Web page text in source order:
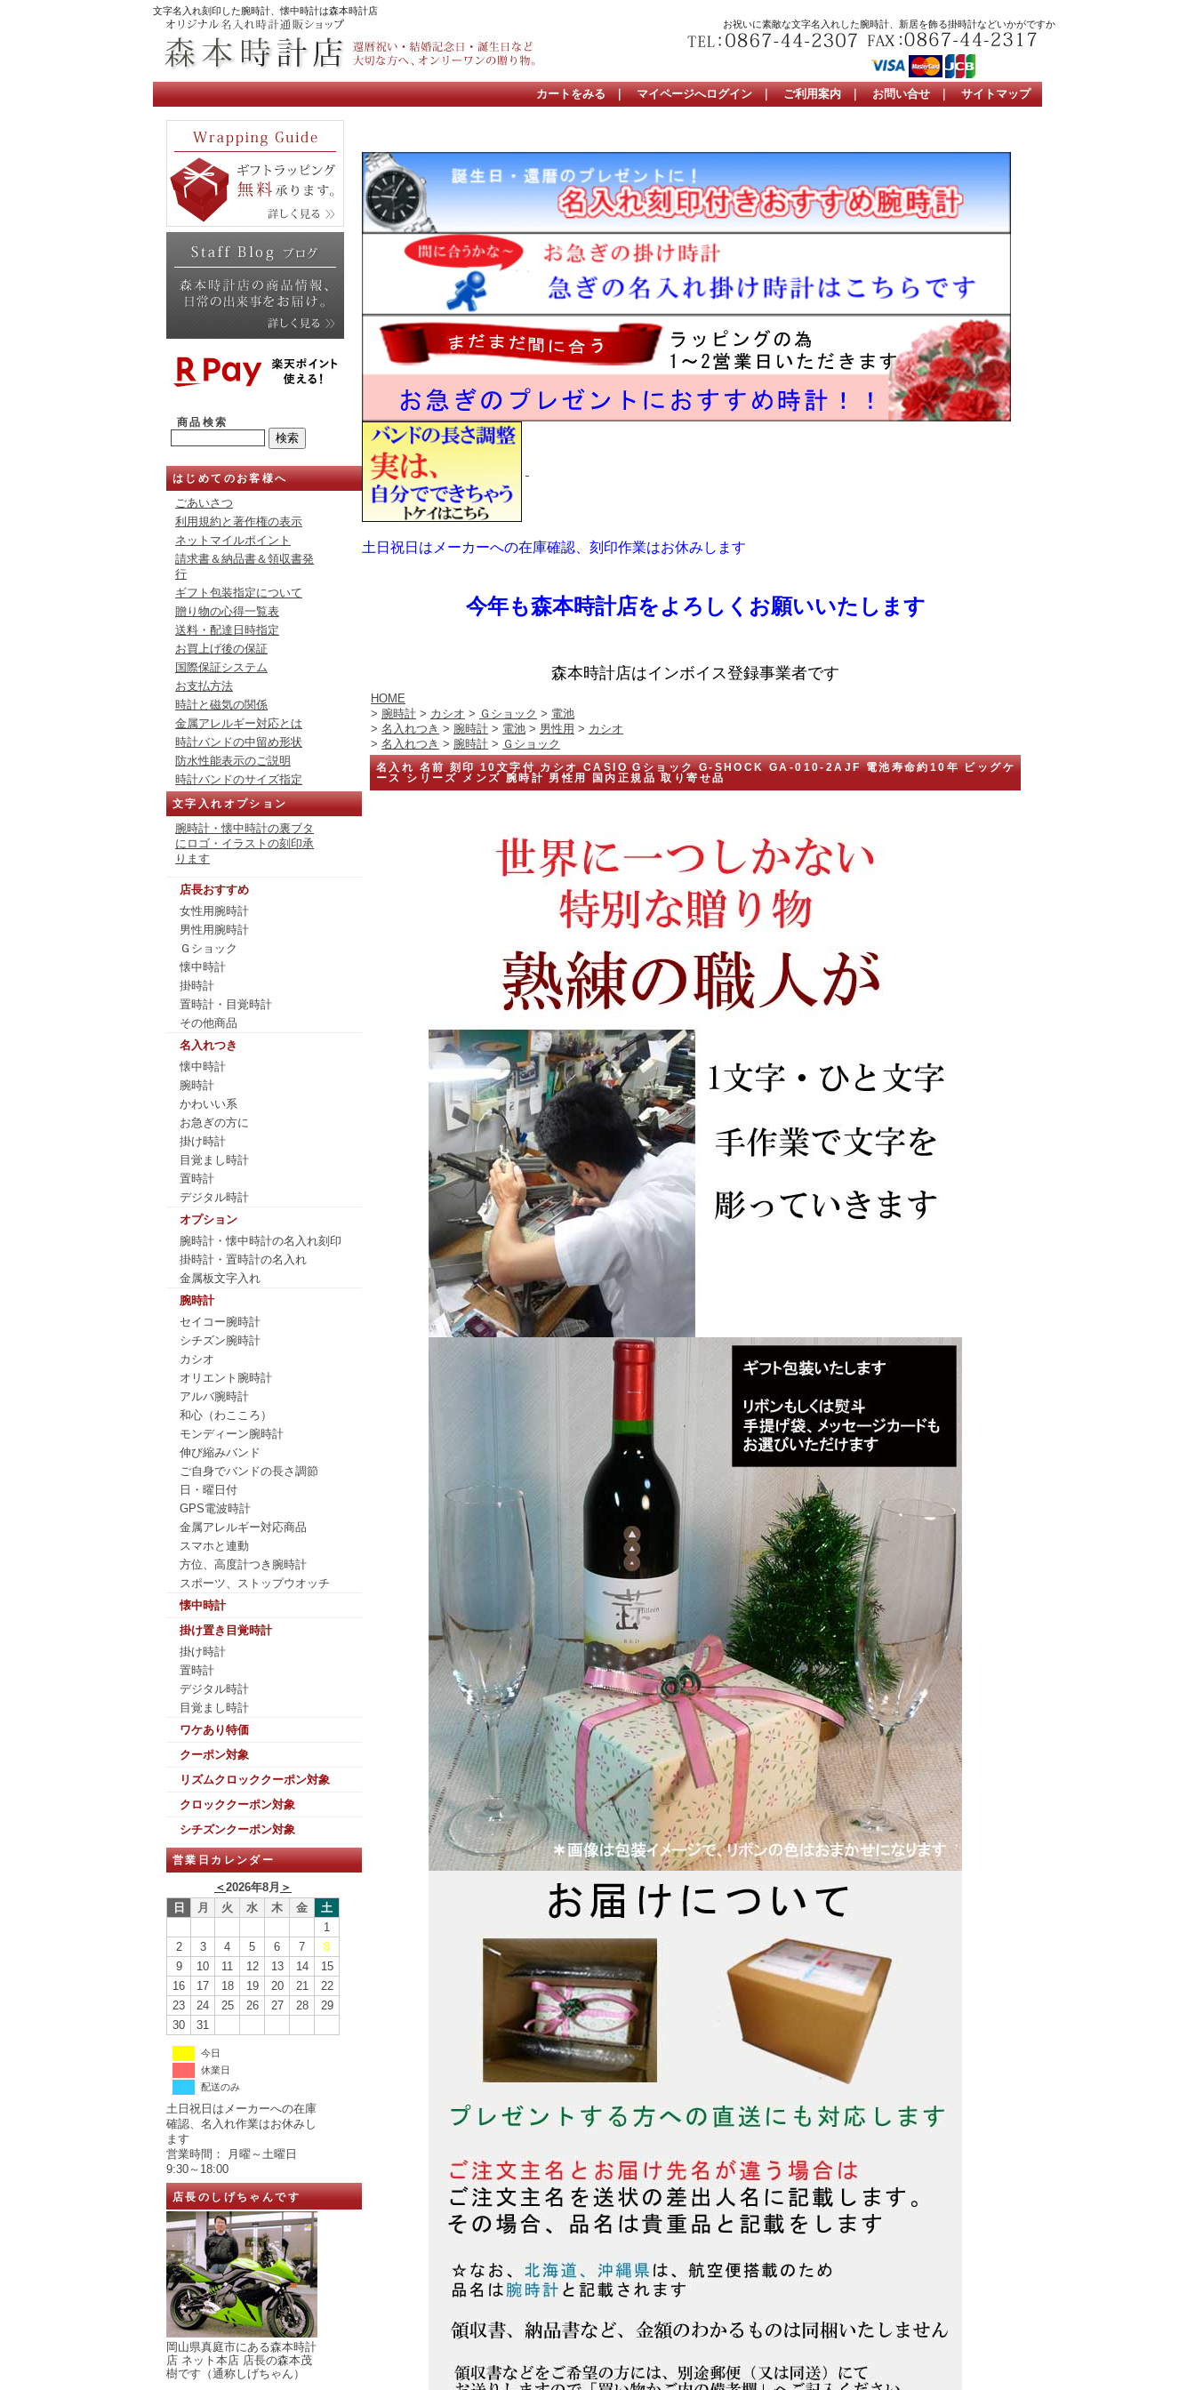
文字名入れ刻印した腕時計、懐中時計は森本時計店
お祝いに素敵な文字名入れした腕時計、新居を飾る掛時計などいかがですか
カートをみる ｜ マイページへログイン ｜ ご利用案内 ｜ お問い合せ ｜ サイトマップ
商品検索
はじめてのお客様へ
ごあいさつ
利用規約と著作権の表示
ネットマイルポイント
請求書＆納品書＆領収書発
行
ギフト包装指定について
贈り物の心得一覧表
送料・配達日時指定
お買上げ後の保証
国際保証システム
お支払方法
時計と磁気の関係
金属アレルギー対応とは
時計バンドの中留め形状
防水性能表示のご説明
時計バンドのサイズ指定
文字入れオプション
腕時計・懐中時計の裏ブタ
にロゴ・イラストの刻印承
ります
店長おすすめ
女性用腕時計
男性用腕時計
Ｇショック
懐中時計
掛時計
置時計・目覚時計
その他商品
名入れつき
懐中時計
腕時計
かわいい系
お急ぎの方に
掛け時計
目覚まし時計
置時計
デジタル時計
オプション
腕時計・懐中時計の名入れ刻印
掛時計・置時計の名入れ
金属板文字入れ
腕時計
セイコー腕時計
シチズン腕時計
カシオ
オリエント腕時計
アルバ腕時計
和心（わこころ）
モンディーン腕時計
伸び縮みバンド
ご自身でバンドの長さ調節
日・曜日付
GPS電波時計
金属アレルギー対応商品
スマホと連動
方位、高度計つき腕時計
スポーツ、ストップウオッチ
懐中時計
掛け置き目覚時計
掛け時計
置時計
デジタル時計
目覚まし時計
ワケあり特価
クーポン対象
リズムクロッククーポン対象
クロッククーポン対象
シチズンクーポン対象
営業日カレンダー
＜2026年8月 ＞
日
月 火 水 木 金
土
1
2
3 4 5 6 7
8
9
10 11 12 13 14
15
16
17 18 19 20 21
22
23
24 25 26 27 28
29
30
31
今日
休業日
配送のみ
土日祝日はメーカーへの在庫
確認、名入れ作業はお休みし
ます
営業時間： 月曜～土曜日
9:30～18:00
店長のしげちゃんです
岡山県真庭市にある森本時計
店 ネット本店 店長の森本茂
樹です（通称しげちゃん）
土日祝日はメーカーへの在庫確認、刻印作業はお休みします
今年も森本時計店をよろしくお願いいたします
森本時計店はインボイス登録事業者です
HOME
> 腕時計 > カシオ > Ｇショック > 電池
> 名入れつき > 腕時計 > 電池 > 男性用 > カシオ
> 名入れつき > 腕時計 > Ｇショック
名入れ 名前 刻印 10文字付 カシオ CASIO Gショック G-SHOCK GA-010-2AJF 電池寿命約10年 ビッグケ
ース シリーズ メンズ 腕時計 男性用 国内正規品 取り寄せ品